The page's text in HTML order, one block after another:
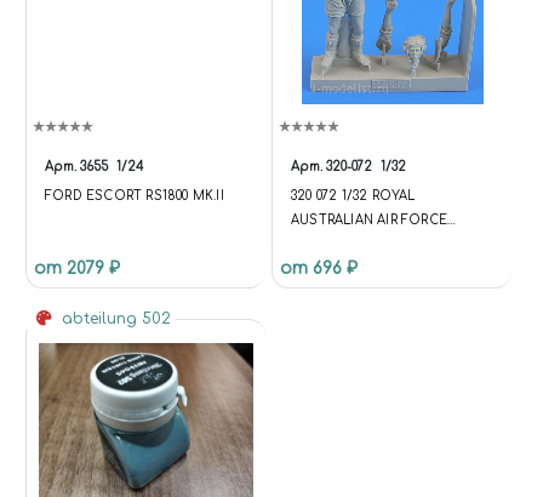
Арт. 3655 1/24
FORD ESCORT RS1800 MK.II
от 2079 ₽
Арт. 320-072 1/32
320 072 1/32 ROYAL
AUSTRALIAN AIR FORCE
от 696 ₽
abteilung 502